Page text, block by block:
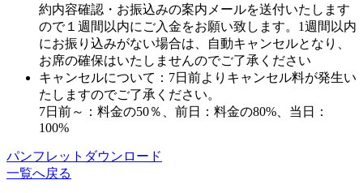
約内容確認・お振込みの案内メールを送付いたします
ので１週間以内にご入金をお願い致します。1週間以内
にお振り込みがない場合は、自動キャンセルとなり、
お席の確保はいたしませんのでご了承ください
キャンセルについて：7日前よりキャンセル料が発生い
たしますのでご了承ください。
7日前～：料金の50％、前日：料金の80%、当日：
100%
パンフレットダウンロード
一覧へ戻る